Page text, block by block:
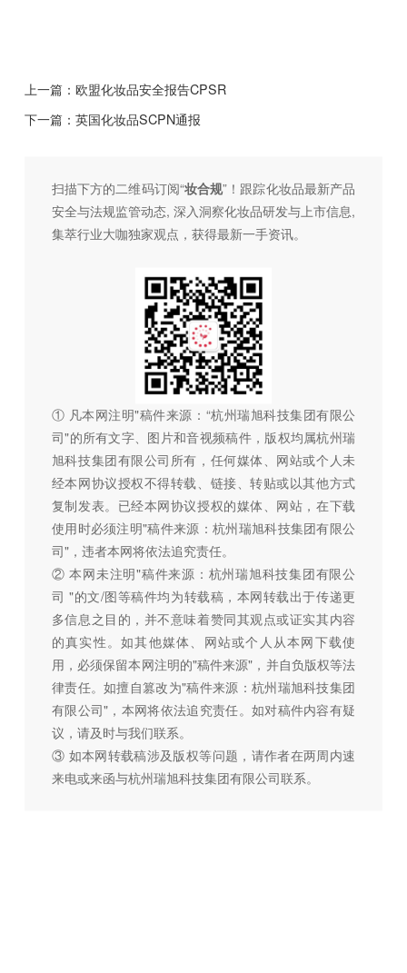
上一篇： 欧盟化妆品安全报告CPSR
下一篇： 英国化妆品SCPN通报
扫描下方的二维码订阅“妆合规”！跟踪化妆品最新产品
安全与法规监管动态, 深入洞察化妆品研发与上市信息,
集萃行业大咖独家观点，获得最新一手资讯。
① 凡本网注明"稿件来源：“杭州瑞旭科技集团有限公
司"的所有文字、图片和音视频稿件，版权均属杭州瑞
旭科技集团有限公司所有，任何媒体、网站或个人未
经本网协议授权不得转载、链接、转贴或以其他方式
复制发表。已经本网协议授权的媒体、网站，在下载
使用时必须注明"稿件来源：杭州瑞旭科技集团有限公
司"，违者本网将依法追究责任。
② 本网未注明"稿件来源：杭州瑞旭科技集团有限公
司 "的文/图等稿件均为转载稿，本网转载出于传递更
多信息之目的，并不意味着赞同其观点或证实其内容
的真实性。如其他媒体、网站或个人从本网下载使
用，必须保留本网注明的"稿件来源"，并自负版权等法
律责任。如擅自篡改为"稿件来源：杭州瑞旭科技集团
有限公司"，本网将依法追究责任。如对稿件内容有疑
议，请及时与我们联系。
③ 如本网转载稿涉及版权等问题，请作者在两周内速
来电或来函与杭州瑞旭科技集团有限公司联系。